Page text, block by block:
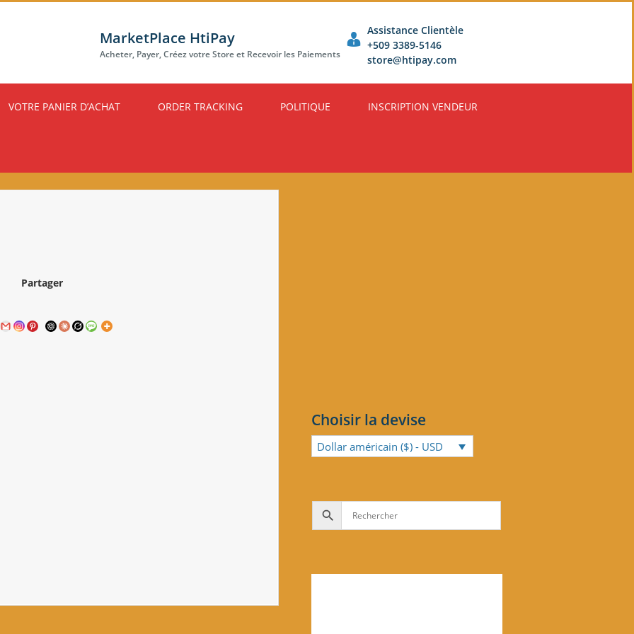
MarketPlace HtiPay
Acheter, Payer, Créez votre Store et Recevoir les Paiements
Assistance Clientèle
+509 3389-5146
store@htipay.com
VOTRE PANIER D’ACHAT ORDER TRACKING POLITIQUE INSCRIPTION VENDEUR
Partager
Choisir la devise
Dollar américain ($) - USD